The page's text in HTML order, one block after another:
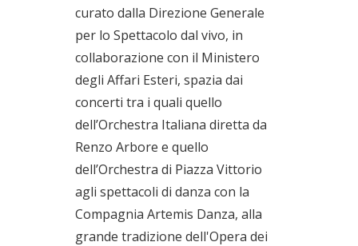
curato dalla Direzione Generale
per lo Spettacolo dal vivo, in
collaborazione con il Ministero
degli Affari Esteri, spazia dai
concerti tra i quali quello
dell’Orchestra Italiana diretta da
Renzo Arbore e quello
dell’Orchestra di Piazza Vittorio
agli spettacoli di danza con la
Compagnia Artemis Danza, alla
grande tradizione dell'Opera dei